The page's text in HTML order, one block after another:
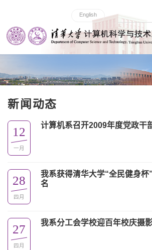
English
12
一月
计算机系召开2009年度党政干
28
四月
我系获得清华大学“全民健身杯
名
27
四月
我系分工会学校迎百年校庆摄
新闻动态